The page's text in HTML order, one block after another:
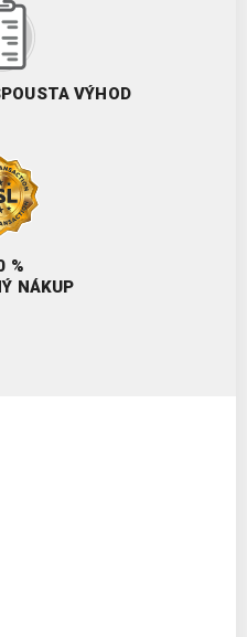
VÝHOD
%
NÁKUP